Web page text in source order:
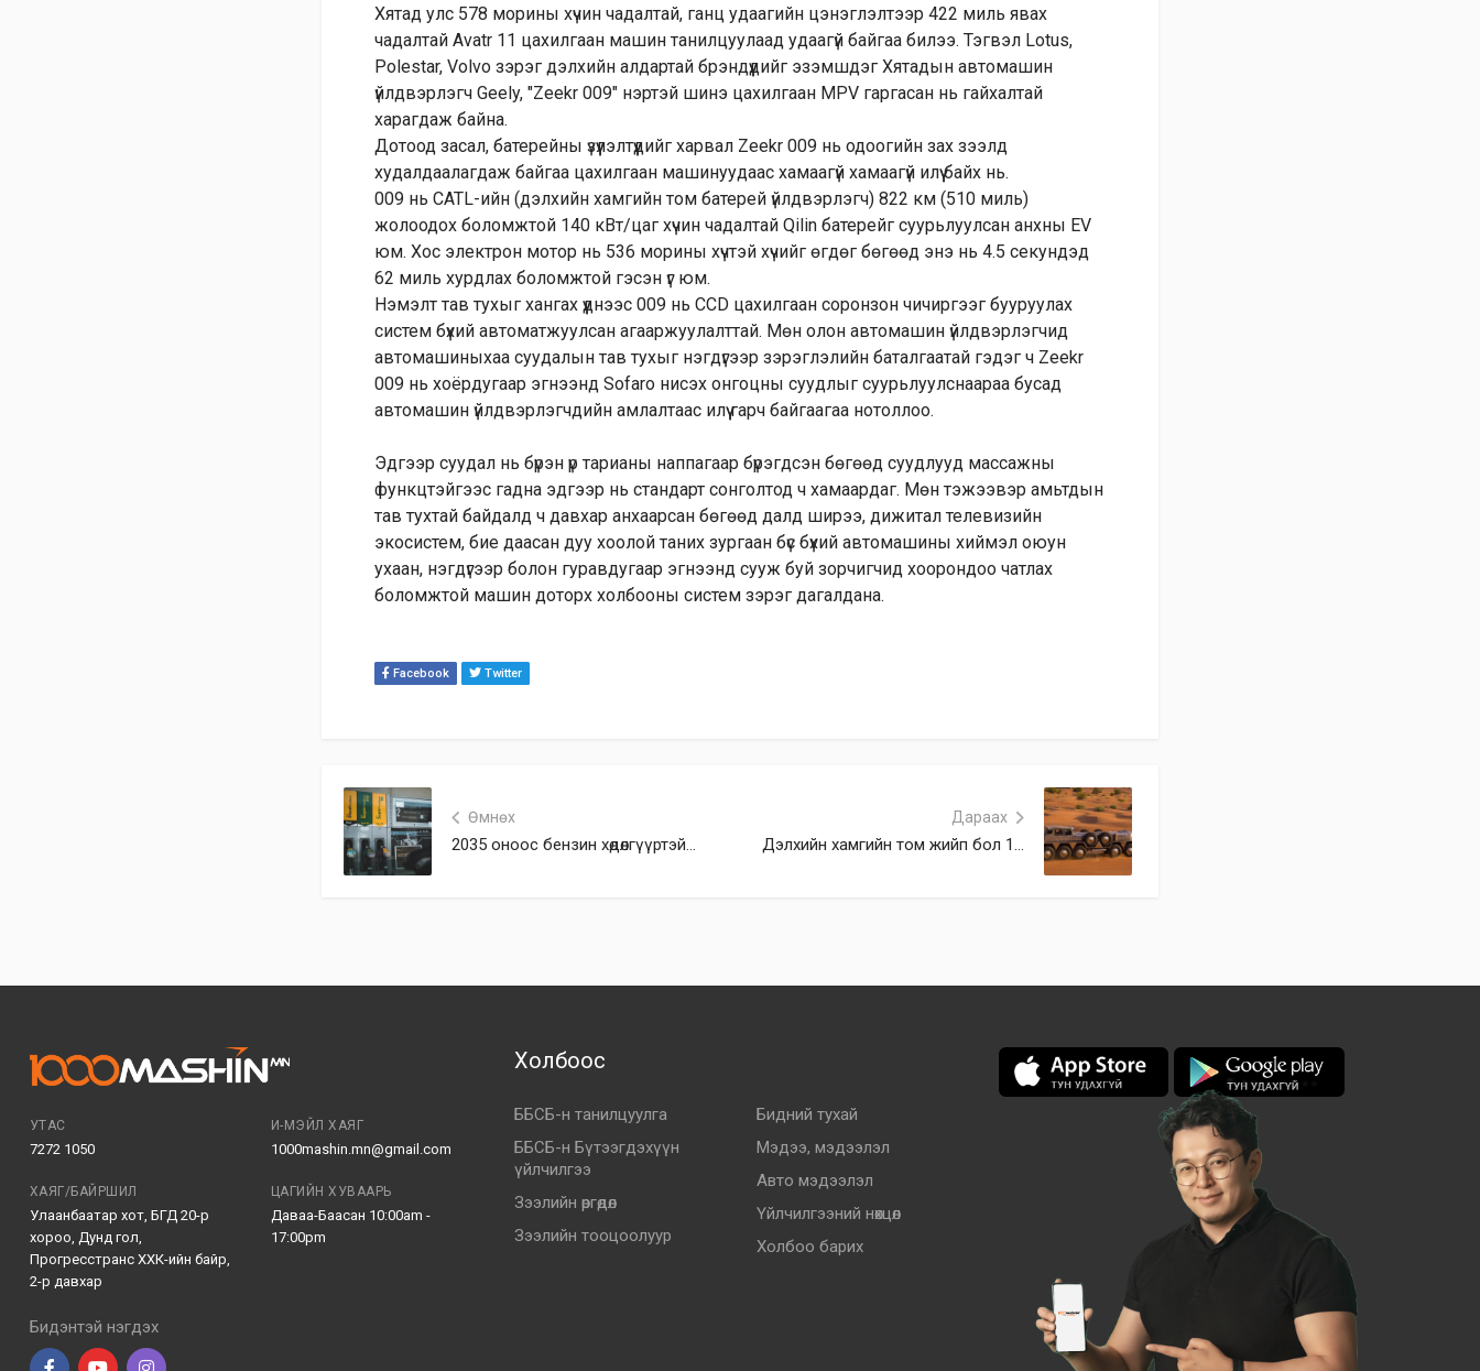
Хятад улс 578 морины хүчин чадалтай, ганц удаагийн цэнэглэлтээр 422 миль явах
чадалтай Avatr 11 цахилгаан машин танилцуулаад удаагүй байгаа билээ. Тэгвэл Lotus,
Polestar, Volvo зэрэг дэлхийн алдартай брэндүүдийг эзэмшдэг Хятадын автомашин
үйлдвэрлэгч Geely, "Zeekr 009" нэртэй шинэ цахилгаан MPV гаргасан нь гайхалтай
харагдаж байна.
Дотоод засал, батерейны үзүүлэлтүүдийг харвал Zeekr 009 нь одоогийн зах зээлд
худалдаалагдаж байгаа цахилгаан машинуудаас хамаагүй хамаагүй илүү байх нь.
009 нь CATL-ийн (дэлхийн хамгийн том батерей үйлдвэрлэгч) 822 км (510 миль)
жолоодох боломжтой 140 кВт/цаг хүчин чадалтай Qilin батерейг суурьлуулсан анхны EV
юм. Хос электрон мотор нь 536 морины хүчтэй хүчийг өгдөг бөгөөд энэ нь 4.5 секундэд
62 миль хурдлах боломжтой гэсэн үг юм.
Нэмэлт тав тухыг хангах үүднээс 009 нь CCD цахилгаан соронзон чичиргээг бууруулах
систем бүхий автоматжуулсан агааржуулалттай. Мөн олон автомашин үйлдвэрлэгчид
автомашиныхаа суудалын тав тухыг нэгдүгээр зэрэглэлийн баталгаатай гэдэг ч Zeekr
009 нь хоёрдугаар эгнээнд Sofaro нисэх онгоцны суудлыг суурьлуулснаараа бусад
автомашин үйлдвэрлэгчдийн амлалтаас илүү гарч байгаагаа нотоллоо.
Эдгээр суудал нь бүрэн үр тарианы наппагаар бүрэгдсэн бөгөөд суудлууд массажны
функцтэйгээс гадна эдгээр нь стандарт сонголтод ч хамаардаг. Мөн тэжээвэр амьтдын
тав тухтай байдалд ч давхар анхаарсан бөгөөд далд ширээ, дижитал телевизийн
экосистем, бие даасан дуу хоолой таних зургаан бүс бүхий автомашины хиймэл оюун
ухаан, нэгдүгээр болон гуравдугаар эгнээнд сууж буй зорчигчид хоорондоо чатлах
боломжтой машин доторх холбооны систем зэрэг дагалдана.
Facebook Twitter
Өмнөх
2035 оноос бензин хөдөлгүүртэй...
Дараах
Дэлхийн хамгийн том жийп бол 1...
УТАС
7272 1050
И-МЭЙЛ ХАЯГ
1000mashin.mn@gmail.com
ХАЯГ/БАЙРШИЛ
Улаанбаатар хот, БГД 20-р
хороо, Дунд гол,
Прогресстранс ХХК-ийн байр,
2-р давхар
ЦАГИЙН ХУВААРЬ
Даваа-Баасан 10:00am -
17:00pm
Бидэнтэй нэгдэх
Холбоос
ББСБ-н танилцуулга
ББСБ-н Бүтээгдэхүүн
үйлчилгээ
Зээлийн өргөдөл
Зээлийн тооцоолуур
Бидний тухай
Мэдээ, мэдээлэл
Авто мэдээлэл
Үйлчилгээний нөхцөл
Холбоо барих